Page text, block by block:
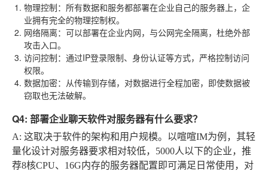
物理控制：所有数据和服务都部署在企业自己的服务器上，企
业拥有完全的物理控制权。
网络隔离：可以部署在企业内网，与公网完全隔离，杜绝外部
攻击入口。
访问控制：通过IP登录限制、身份认证等方式，严格控制访问
权限。
数据加密：从传输到存储，对数据进行全程加密，即使数据被
窃取也无法破解。
Q4: 部署企业聊天软件对服务器有什么要求？
A: 这取决于软件的架构和用户规模。以喧喧IM为例，其轻
量化设计对服务器要求相对较低，5000人以下的企业，推
荐8核CPU、16G内存的服务器配置即可满足日常使用，对